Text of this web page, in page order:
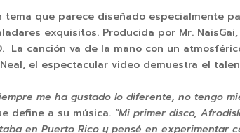
tema que parece diseñado especialmente
exquisitos. Producida por Mr.
La canción va de la mano con un
el espectacular video demuestra el
me ha gustado lo diferente, no tengo
define a su música. “Mi primer disco,
en Puerto Rico y pensé en experimentar